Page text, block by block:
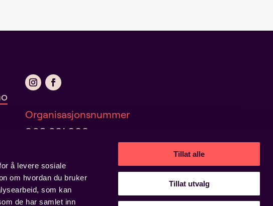
å levere sosiale
om hvordan du bruker
som kan
de har samlet inn
Tillat alle
Tillat utvalg
Organisasjonsnummer
960 381 998
Personvern og informasjonskapsler